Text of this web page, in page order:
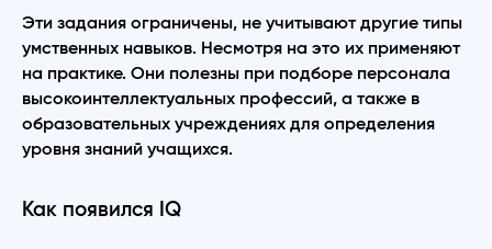
Эти задания ограничены, не учитывают другие типы
умственных навыков. Несмотря на это их применяют
на практике. Они полезны при подборе персонала
высокоинтеллектуальных профессий, а также в
образовательных учреждениях для определения
уровня знаний учащихся.
Как появился IQ